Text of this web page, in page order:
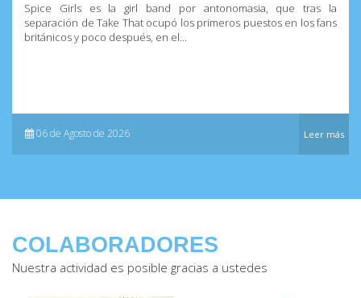
Spice Girls es la girl band por antonomasia, que tras la
separación de Take That ocupó los primeros puestos en los fans
británicos y poco después, en el...
06 de Agosto de 2026 Leer más
COLABORADORES
Nuestra actividad es posible gracias a ustedes